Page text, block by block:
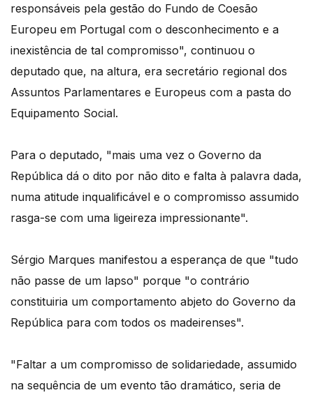
responsáveis pela gestão do Fundo de Coesão
Europeu em Portugal com o desconhecimento e a
inexistência de tal compromisso", continuou o
deputado que, na altura, era secretário regional dos
Assuntos Parlamentares e Europeus com a pasta do
Equipamento Social.
Para o deputado, "mais uma vez o Governo da
República dá o dito por não dito e falta à palavra dada,
numa atitude inqualificável e o compromisso assumido
rasga-se com uma ligeireza impressionante".
Sérgio Marques manifestou a esperança de que "tudo
não passe de um lapso" porque "o contrário
constituiria um comportamento abjeto do Governo da
República para com todos os madeirenses".
"Faltar a um compromisso de solidariedade, assumido
na sequência de um evento tão dramático, seria de